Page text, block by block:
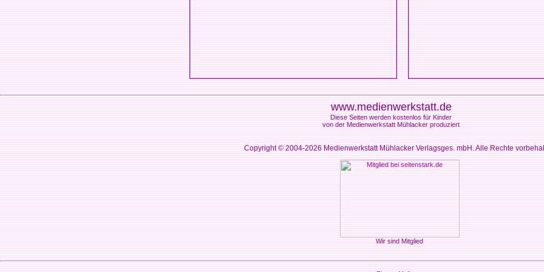
www.medienwerkstatt.de
Diese Seiten werden kostenlos für Kinder
von der Medienwerkstatt Mühlacker produziert
Copyright © 2004-2026Medienwerkstatt Mühlacker Verlagsges. mbH. Alle Rechte
Wir sind Mitglied